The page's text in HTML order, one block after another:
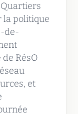
Quartiers
la politique
de-
RésO
et